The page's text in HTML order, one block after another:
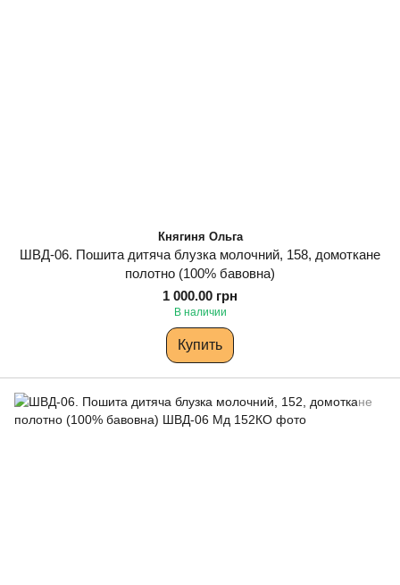
Княгиня Ольга
ШВД-06. Пошита дитяча блузка молочний, 158, домоткане
полотно (100% бавовна)
1 000.00 грн
В наличии
Купить